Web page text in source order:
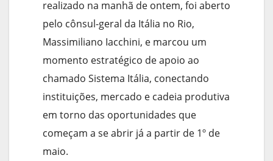
realizado na manhã de ontem, foi aberto
pelo cônsul-geral da Itália no Rio,
Massimiliano Iacchini, e marcou um
momento estratégico de apoio ao
chamado Sistema Itália, conectando
instituições, mercado e cadeia produtiva
em torno das oportunidades que
começam a se abrir já a partir de 1º de
maio.